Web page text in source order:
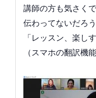
講師の方も気さく
伝わってないだろ
「レッスン、楽
（スマホの翻訳機